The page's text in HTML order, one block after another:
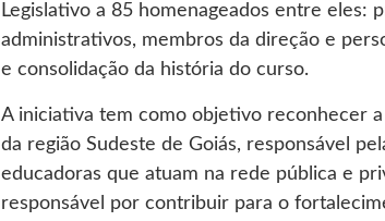
Legislativo a 85 homenageados entre eles:
administrativos, membros da direção e
e consolidação da história do curso.
A iniciativa tem como objetivo reconhecer
da região Sudeste de Goiás, responsável
educadoras que atuam na rede pública e
responsável por contribuir para o